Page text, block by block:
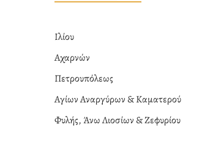
Ιλίου
Αχαρνών
Πετρουπόλεως
Αγίων Αναργύρων & Καματερού
Φυλής, Άνω Λιοσίων & Ζεφυρίου